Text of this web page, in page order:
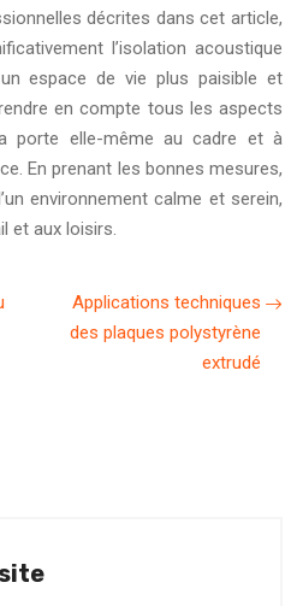
décrites dans cet article,
l’isolation acoustique
espace de vie plus paisible et
en compte tous les aspects
porte elle-même au cadre et à
En prenant les bonnes mesures,
environnement calme et serein,
et aux loisirs.
Applications techniques
des plaques polystyrène
extrudé